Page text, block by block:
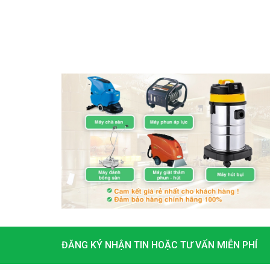
ĐĂNG KÝ NHẬN TIN HOẶC TƯ VẤN MIỄN PHÍ